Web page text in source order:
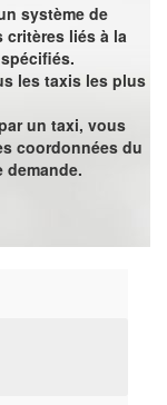
système de
critères liés à la
les taxis les plus
un taxi, vous
coordonnées du